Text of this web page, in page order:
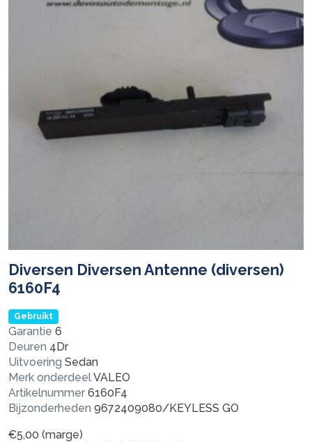
Diversen Diversen Antenne (diversen)
6160F4
Gebruikt
Garantie 6
Deuren 4Dr
Uitvoering Sedan
Merk onderdeelVALEO
Artikelnummer 6160F4
Bijzonderheden 9672409080/KEYLESS GO
€5,00 (marge)